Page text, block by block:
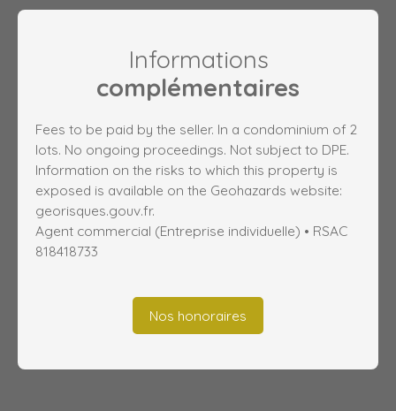
Informations
complémentaires
Fees to be paid by the seller. In a condominium of 2
lots. No ongoing proceedings. Not subject to DPE.
Information on the risks to which this property is
exposed is available on the Geohazards website:
georisques.gouv.fr.
Agent commercial (Entreprise individuelle) • RSAC
818418733
Nos honoraires